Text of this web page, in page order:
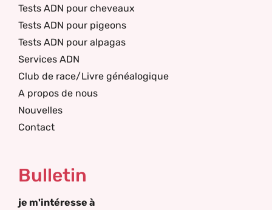
Tests ADN pour cheveaux
Tests ADN pour pigeons
Tests ADN pour alpagas
Services ADN
Club de race/Livre généalogique
A propos de nous
Nouvelles
Contact
Bulletin
je m'intéresse à